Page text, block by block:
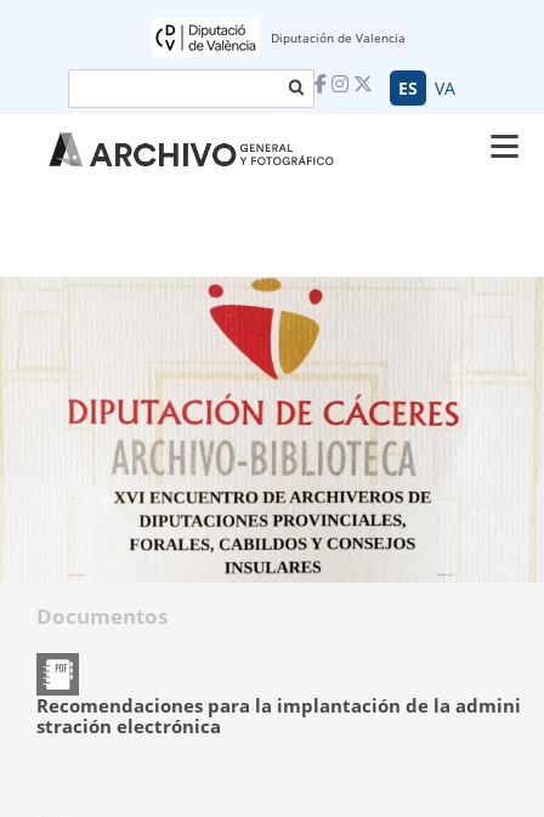
Diputación de Valencia
ES VA
Documentos
Recomendaciones para la implantación de la admini
stración electrónica